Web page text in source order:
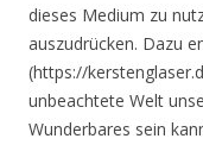
dieses Medium zu
auszudrücken. Dazu
(https://
unbeachtete Welt
Wunderbares sein